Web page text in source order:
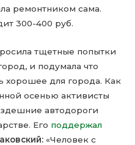
ремонтником сама.
300-400 руб.
тщетные попытки
и подумала что
хорошее для города. Как
осенью активисты
автодороги
Его поддержал
«Человек с